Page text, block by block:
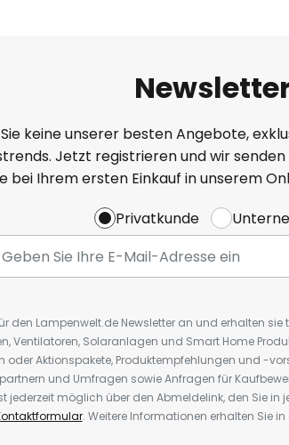
keine unserer besten Angebote,
Jetzt registrieren und wir senden
bei Ihrem ersten Einkauf in unserem
Privatkunde
den Lampenwelt.de Newsletter an und erhalten
Ventilatoren, Solaranlagen und Smart Home
oder Aktionspakete, Produktempfehlungen und -
und Umfragen sowie Anfragen für
jederzeit möglich über den Abmeldelink, den Sie in
. Weitere Informationen erhalten Sie in